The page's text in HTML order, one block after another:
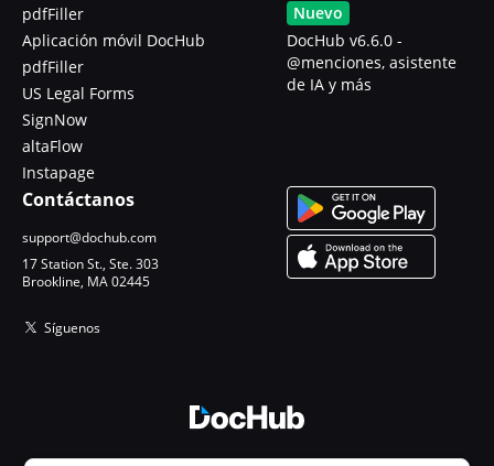
pdfFiller
Aplicación móvil DocHub
pdfFiller
US Legal Forms
SignNow
altaFlow
Instapage
Nuevo
DocHub v6.6.0 -
@menciones, asistente
de IA y más
Contáctanos
support@dochub.com
17 Station St., Ste. 303
Brookline, MA 02445
Síguenos